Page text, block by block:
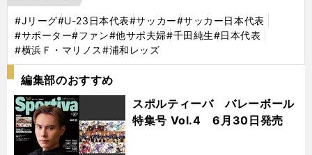
#Jリーグ#U-23日本代表#サッカー#サッカー日本代表
#サポーター#ファン#他サポ夫婦#千田純生#日本代表
#横浜Ｆ・マリノス#浦和レッズ
編集部のおすすめ
スポルティーバ バレーボール
特集号 Vol.4 6月30日発売